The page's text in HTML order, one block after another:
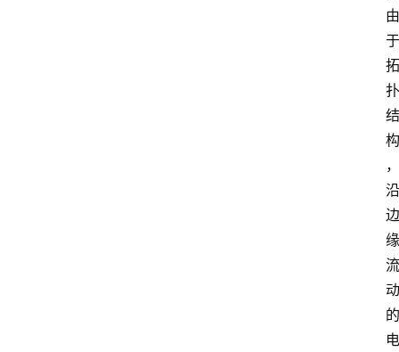
由
于
拓
扑
结
构
，
沿
边
缘
流
动
的
电